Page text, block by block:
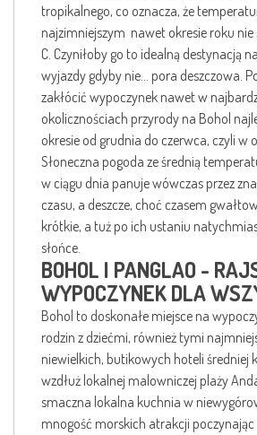
tropikalnego, co oznacza, że
najzimniejszym nawet okresie roku
C. Czyniłoby go to idealną destynacją
wyjazdy gdyby nie… pora deszczowa.
zakłócić wypoczynek nawet w
okolicznościach przyrody na Bohol
okresie od grudnia do czerwca, czyli w
Słoneczna pogoda ze średnią
w ciągu dnia panuje wówczas przez
czasu, a deszcze, choć czasem
krótkie, a tuż po ich ustaniu
słońce.
BOHOL I PANGLAO -
WYPOCZYNEK DLA
Bohol to doskonałe miejsce na
rodzin z dziećmi, również tymi
niewielkich, butikowych hoteli średniej
wzdłuż lokalnej malowniczej plaży
smaczna lokalna kuchnia w
mnogość morskich atrakcji